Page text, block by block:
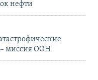
нефти
– миссия ООН